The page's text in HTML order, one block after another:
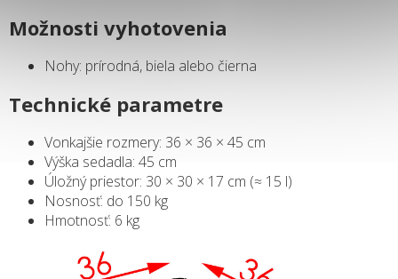
Možnosti vyhotovenia
Nohy: prírodná, biela alebo čierna
Technické parametre
Vonkajšie rozmery: 36 × 36 × 45 cm
Výška sedadla: 45 cm
Úložný priestor: 30 × 30 × 17 cm (≈ 15 l)
Nosnosť: do 150 kg
Hmotnosť: 6 kg